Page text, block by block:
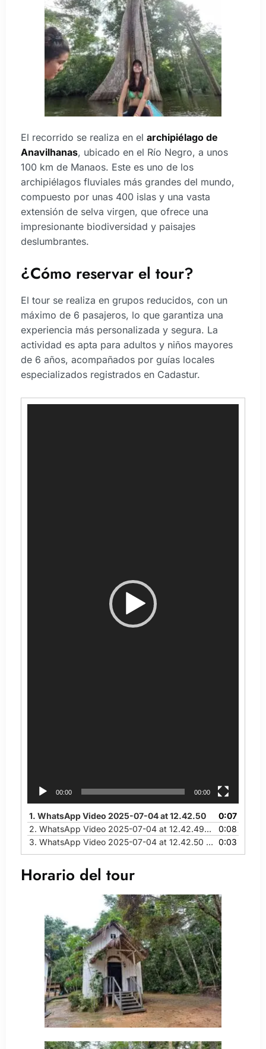
El recorrido se realiza en el archipiélago de
Anavilhanas, ubicado en el Río Negro, a unos
100 km de Manaos. Este es uno de los
archipiélagos fluviales más grandes del mundo,
compuesto por unas 400 islas y una vasta
extensión de selva virgen, que ofrece una
impresionante biodiversidad y paisajes
deslumbrantes.
¿Cómo reservar el tour?
El tour se realiza en grupos reducidos, con un
máximo de 6 pasajeros, lo que garantiza una
experiencia más personalizada y segura. La
actividad es apta para adultos y niños mayores
de 6 años, acompañados por guías locales
especializados registrados en Cadastur.
00:00 00:00
1. WhatsApp Video 2025-07-04 at 12.42.50
0:07
2. WhatsApp Video 2025-07-04 at 12.42.49 (3)
0:08
3. WhatsApp Video 2025-07-04 at 12.42.50 (1) 0:03
Horario del tour